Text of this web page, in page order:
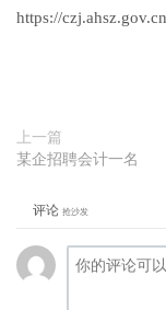
https://
上一篇
某企招聘会计一名
评论 抢沙发